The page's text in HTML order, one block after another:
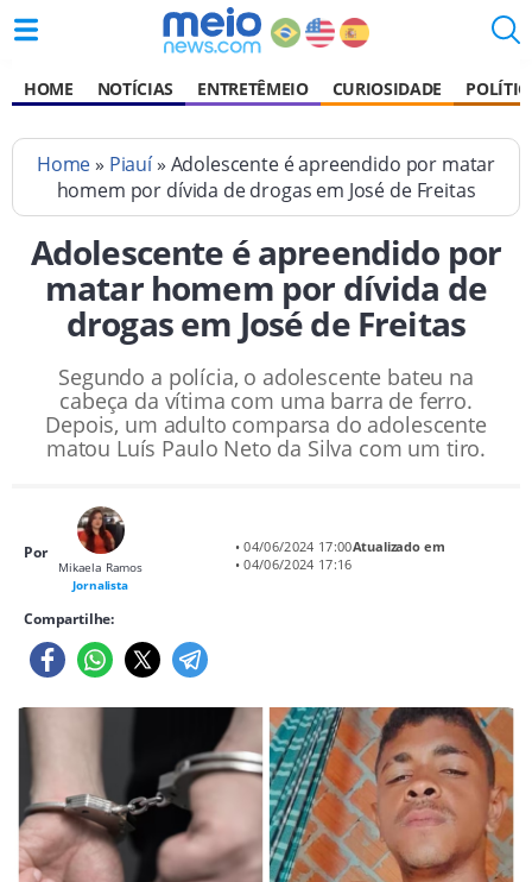
HOME NOTÍCIAS ENTRETÊMEIO CURIOSIDADE
Home» Piauí» Adolescente é apreendido por matar
homem por dívida de drogas em José de Freitas
Adolescente é apreendido por
matar homem por dívida de
drogas em José de Freitas
Segundo a polícia, o adolescente bateu na
cabeça da vítima com uma barra de ferro.
Depois, um adulto comparsa do adolescente
matou Luís Paulo Neto da Silva com um tiro.
Por
Mikaela Ramos
Jornalista
• 04/06/2024 17:00Atualizado em
• 04/06/2024 17:16
Compartilhe: